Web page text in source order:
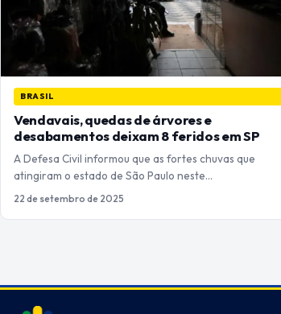
BRASIL
Vendavais, quedas de árvores e
desabamentos deixam 8 feridos em SP
A Defesa Civil informou que as fortes chuvas que
atingiram o estado de São Paulo neste…
22 de setembro de 2025